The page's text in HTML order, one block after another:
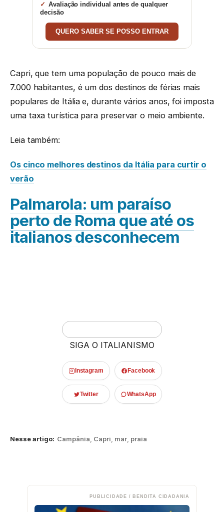
Avaliação individual antes de qualquer
decisão
QUERO SABER SE POSSO ENTRAR
Capri, que tem uma população de pouco mais de
7.000 habitantes, é um dos destinos de férias mais
populares de Itália e, durante vários anos, foi imposta
uma taxa turística para preservar o meio ambiente.
Leia também:
Os cinco melhores destinos da Itália para curtir o
verão
Palmarola: um paraíso
perto de Roma que até os
italianos desconhecem
SIGA O ITALIANISMO
Instagram Facebook
Twitter WhatsApp
Nesse artigo: Campânia Capri mar praia
PUBLICIDADE / BENDITA CIDADANIA